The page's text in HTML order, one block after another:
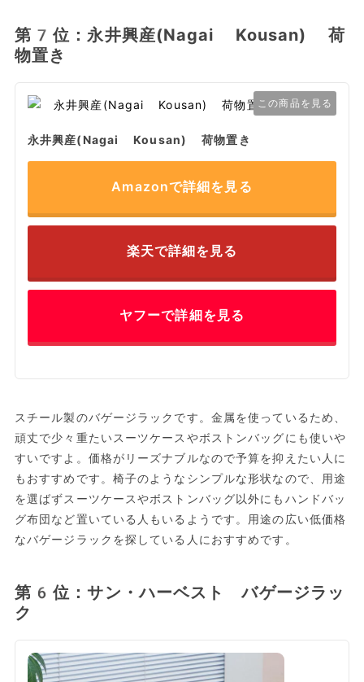
第7位：永井興産(Nagai Kousan) 荷
物置き
この商品を見る
永井興産(Nagai Kousan) 荷物置き
Amazonで詳細を見る
楽天で詳細を見る
ヤフーで詳細を見る
スチール製のバゲージラックです。金属を使っているため、
頑丈で少々重たいスーツケースやボストンバッグにも使いや
すいですよ。価格がリーズナブルなので予算を抑えたい人に
もおすすめです。椅子のようなシンプルな形状なので、用途
を選ばずスーツケースやボストンバッグ以外にもハンドバッ
グ布団など置いている人もいるようです。用途の広い低価格
なバゲージラックを探している人におすすめです。
第6位：サン・ハーベスト バゲージラッ
ク